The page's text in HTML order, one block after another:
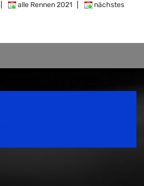
alle Rennen 2021
nächstes